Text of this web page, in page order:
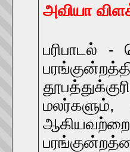
அவியா
பரிபாடல் -
மலர்களும்,